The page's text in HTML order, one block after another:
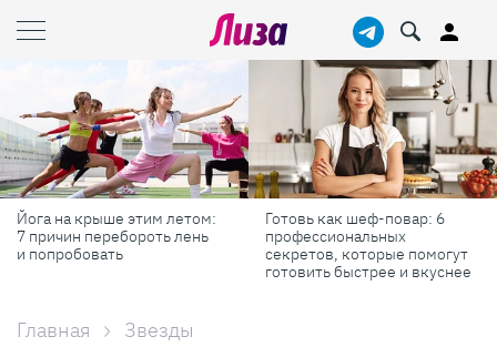
Готовь как шеф-повар: 6
профессиональных
секретов, которые помогут
Масштабные приключения:
самые красивые фестивали
России в августе
Главная Звезды